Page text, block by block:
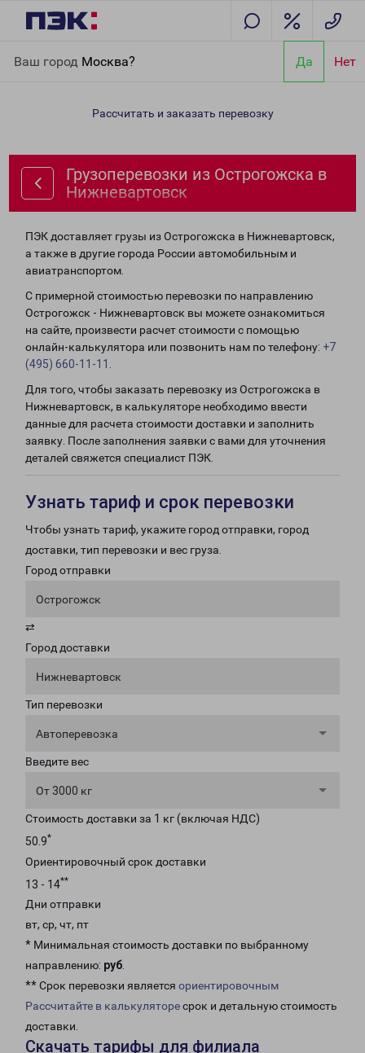
Ваш город Москва? Да Нет
Нижневартовск
Рассчитать и заказать перевозку
Грузоперевозки из Острогожска в
Нижневартовск
ПЭК доставляет грузы из Острогожска в Нижневартовск,
а также в другие города России автомобильным и
авиатранспортом.
С примерной стоимостью перевозки по направлению
Острогожск - Нижневартовск вы можете ознакомиться
на сайте, произвести расчет стоимости с помощью
онлайн-калькулятора или позвонить нам по телефону: +7
(495) 660-11-11
Для того, чтобы заказать перевозку из Острогожска в
Нижневартовск, в калькуляторе необходимо ввести
данные для расчета стоимости доставки и заполнить
заявку. После заполнения заявки с вами для уточнения
деталей свяжется специалист ПЭК.
Узнать тариф и срок перевозки
Чтобы узнать тариф, укажите город отправки, город
доставки, тип перевозки и вес груза.
Город отправки
Острогожск
⇄
Город доставки
Нижневартовск
Тип перевозки
Автоперевозка
Введите вес
От 3000 кг
Стоимость доставки за 1 кг (включая НДС)
50.9*
Ориентировочный срок доставки
13 - 14**
Дни отправки
вт, ср, чт, пт
* Минимальная стоимость доставки по выбранному
направлению: руб.
** Срок перевозки является ориентировочным
Рассчитайте в калькуляторесрок и детальную стоимость
доставки.
Скачать тарифы для филиала